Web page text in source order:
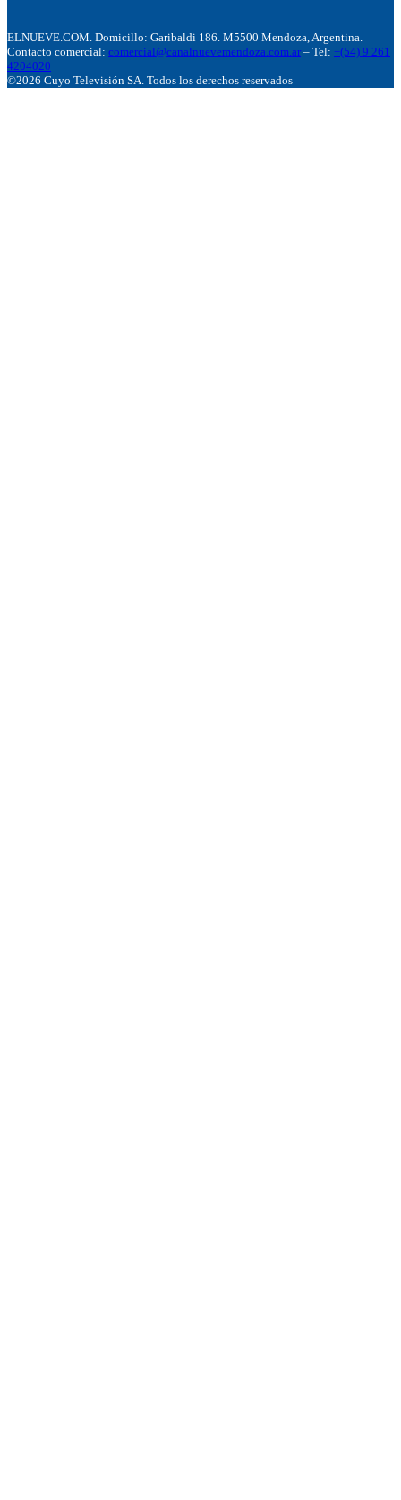
ELNUEVE.COM. Domicillo: Garibaldi 186. M5500 Mendoza, Argentina.
Contacto comercial: comercial@canalnuevemendoza.com.ar – Tel: +(54) 9 261
4204020
©2026 Cuyo Televisión SA. Todos los derechos reservados